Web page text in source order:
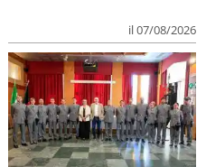
il 07/08/2026